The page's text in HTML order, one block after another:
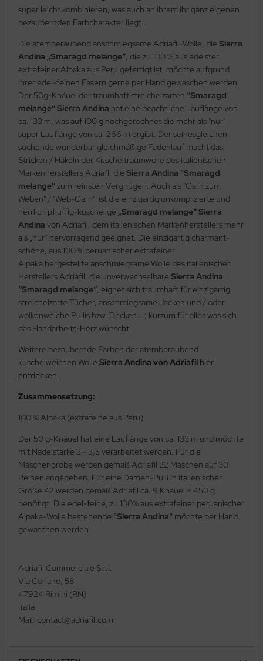
super leicht kombinieren, was auch an ihrem ihr ganz eigenen
bezaubernden Farbcharakter liegt..
Die atemberaubend anschmiegsame Adriafil-Wolle, die Sierra
Andina „Smaragd melange“, die zu 100 % aus edelster
extrafeiner Alpaka aus Peru gefertigt ist, möchte aufgrund
ihrer edel-feinen Fasern gerne per Hand gewaschen werden.
Der 50g-Knäuel der traumhaft streichelzarten “Smaragd
melange“ Sierra Andina hat eine beachtliche Lauflänge von
ca. 133 m, was auf 100 g hochgerechnet die mehr als "nur"
super Lauflänge von ca. 266 m ergibt. Der seinesgleichen
suchende wunderbar gleichmäßige Fadenlauf macht das
Stricken / Häkeln der Kuscheltraumwolle des italienischen
Markenherstellers Adriafl, die Sierra Andina "Smaragd
melange" zum reinsten Vergnügen. Auch als "Garn zum
Weben" / "Web-Garn" ist die einzigartig unkomplizierte und
herrlich pfluffig-kuschelige „Smaragd melange“ Sierra
Andina von Adriafil, dem italienischen Markenherstellers mehr
als „nur“ hervorragend geeignet. Die einzigartig charmant-
schöne, aus 100 % peruanischer extrafeiner
Alpaka hergestellte anschmiegsame Wolle des italienischen
Herstellers Adriafil, die unverwechselbare Sierra Andina
“Smaragd melange“, eignet sich traumhaft für einzigartig
streichelzarte Tücher, anschmiegsame Jacken und / oder
wolkenweiche Pullis bzw. Decken….; kurzum für alles was sich
das Handarbeits-Herz wünscht.
Weitere bezaubernde Farben der atemberaubend
kuschelweichen Wolle Sierra Andina von Adriafil hier
entdecken.
Zusammensetzung:
100 % Alpaka (extrafeine aus Peru)
Der 50 g-Knäuel hat eine Lauflänge von ca. 133 m und möchte
mit Nadelstärke 3 - 3,5 verarbeitet werden. Für die
Maschenprobe werden gemäß Adriafil 22 Maschen auf 30
Reihen angegeben. Für eine Damen-Pulli in italienischer
Größe 42 werden gemäß Adriafil ca. 9 Knäuel = 450 g
benötigt. Die edel-feine, zu 100% aus extrafeiner peruanischer
Alpaka-Wolle bestehende "Sierra Andina" möchte per Hand
gewaschen werden.
Adriafil Commerciale S.r.l.
Via Coriano, 58
47924 Rimini (RN)
Italia
Mail: contact@adriafil.com